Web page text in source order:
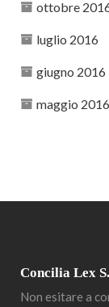
ottobre
luglio 2016
giugno 2016
maggio 2016
Concilia Lex
Non esitare a